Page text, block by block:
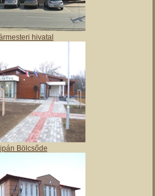
hivatal
Bölcsőde